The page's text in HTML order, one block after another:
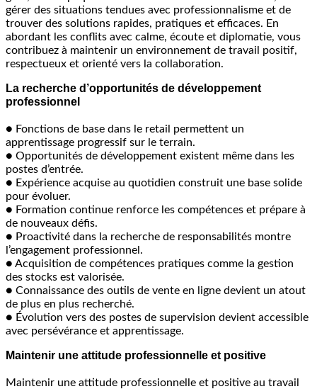
gérer des situations tendues avec professionnalisme et de
trouver des solutions rapides, pratiques et efficaces. En
abordant les conflits avec calme, écoute et diplomatie, vous
contribuez à maintenir un environnement de travail positif,
respectueux et orienté vers la collaboration.
La recherche d’opportunités de développement
professionnel
● Fonctions de base dans le retail permettent un
apprentissage progressif sur le terrain.
● Opportunités de développement existent même dans les
postes d’entrée.
● Expérience acquise au quotidien construit une base solide
pour évoluer.
● Formation continue renforce les compétences et prépare à
de nouveaux défis.
● Proactivité dans la recherche de responsabilités montre
l’engagement professionnel.
● Acquisition de compétences pratiques comme la gestion
des stocks est valorisée.
● Connaissance des outils de vente en ligne devient un atout
de plus en plus recherché.
● Évolution vers des postes de supervision devient accessible
avec persévérance et apprentissage.
Maintenir une attitude professionnelle et positive
Maintenir une attitude professionnelle et positive au travail